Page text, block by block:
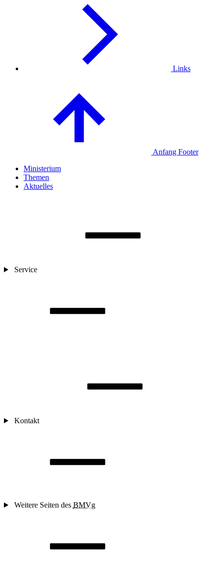
Links
Anfang Footer
Ministerium
Themen
Aktuelles
Service
Kontakt
Weitere Seiten des BMVg